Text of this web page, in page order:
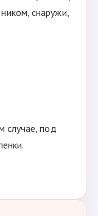
ником, снаружи,
случае, под